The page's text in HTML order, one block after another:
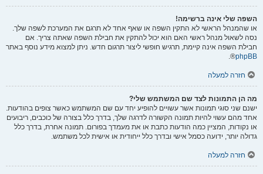
השפה שלי אינה ברשימה!
או שהמנהל הראשי לא התקין השפה או שאף אחד לא תרגם את המערכת לשפה שלך.
נסה לשאול מנהל ראשי האם הוא יכול להתקין את חבילת השפה שאתה צריך. אם
חבילת השפה אינה קיימת, תרגיש חופשי ליצור תרגום חדש. ניתן למצוא מידע נוסף באתר
phpBB
®.
חזרה למעלה
מה הן התמונות לצד שם המשתמש שלי?
ישנם שני סוגי תמונות אשר עשויים להופיע יחד עם שם המשתמש כאשר צופים בהודעות.
אחד מהם עשוי להיות תמונה הקשורה לדרגה שלך, בדרך כלל בצורה של כוכבים, ריבועים
או נקודות, המציין כמה הודעות כתבת או את מעמדך בפורום. תמונה אחרת, בדרך כלל
גדולה יותר, ידועה כסמל אישי ובדרך כלל ייחודית או אישית לכל משתמש.
חזרה למעלה